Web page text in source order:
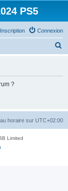
PS5
Connexion
Inscription
h
?
horaire sur UTC+02:00
Limited